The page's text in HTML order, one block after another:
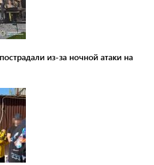
из-за ночной атаки на